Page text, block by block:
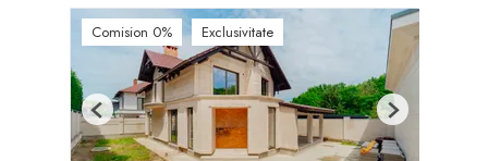
Comision 0% Exclusivitate
Previous Next